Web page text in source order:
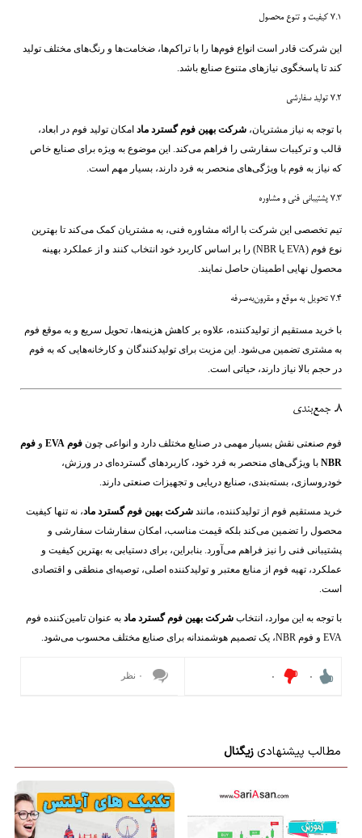
۷.۱ کیفیت و تنوع محصول
این شرکت قادر است انواع فوم‌ها را با تراکم‌ها، ضخامت‌ها و رنگ‌های مختلف تولید
کند تا پاسخگوی نیازهای متنوع صنایع باشد.
۷.۲ تولید سفارشی
با توجه به نیاز مشتریان،شرکت بهین فوم گسترد مادامکان تولید فوم در ابعاد،
قالب و ترکیبات سفارشی را فراهم می‌کند. این موضوع به ویژه برای صنایع خاص
که نیاز به فوم با ویژگی‌های منحصر به فرد دارند، بسیار مهم است.
۷.۳ پشتیبانی فنی و مشاوره
تیم تخصصی این شرکت با ارائه مشاوره فنی، به مشتریان کمک می‌کند تا بهترین
نوع فوم (EVA یا NBR) را بر اساس کاربرد خود انتخاب کنند و از عملکرد بهینه
محصول نهایی اطمینان حاصل نمایند.
۷.۴ تحویل به موقع و مقرون‌به‌صرفه
با خرید مستقیم از تولیدکننده، علاوه بر کاهش هزینه‌ها، تحویل سریع و به موقع فوم
به مشتری تضمین می‌شود. این مزیت برای تولیدکنندگان و کارخانه‌هایی که به فوم
در حجم بالا نیاز دارند، حیاتی است.
فوم صنعتی نقش بسیار مهمی در صنایع مختلف دارد و انواعی چونفوم EVA و فوم
NBRبا ویژگی‌های منحصر به فرد خود، کاربردهای گسترده‌ای در ورزش،
خودروسازی، بسته‌بندی، صنایع دریایی و تجهیزات صنعتی دارند.
خرید مستقیم فوم از تولیدکننده، مانندشرکت بهین فوم گسترد ماد، نه تنها کیفیت
محصول را تضمین می‌کند بلکه قیمت مناسب، امکان سفارشات سفارشی و
پشتیبانی فنی را نیز فراهم می‌آورد. بنابراین، برای دستیابی به بهترین کیفیت و
عملکرد، تهیه فوم از منابع معتبر و تولیدکننده اصلی، توصیه‌ای منطقی و اقتصادی
است.
با توجه به این موارد، انتخاب شرکت بهین فوم گسترد مادبه عنوان تامین‌کننده فوم
EVA و فوم NBR، یک تصمیم هوشمندانه برای صنایع مختلف محسوب می‌شود.
۰